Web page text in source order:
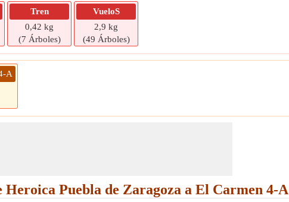
Tren
0,42 kg
(7 Árboles)
VueloS
2,9 kg
(49 Árboles)
A
Puebla de Zaragoza a El Carmen 4-A